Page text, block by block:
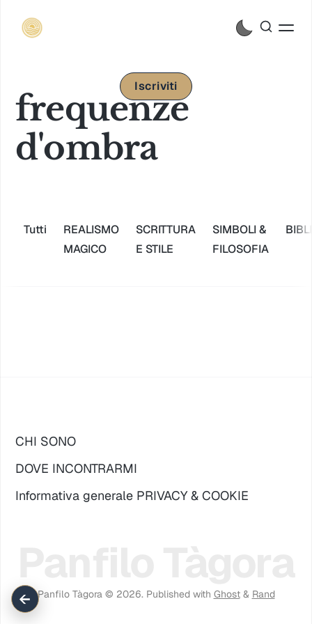
Iscriviti
frequenze
d'ombra
Tutti
REALISMO
MAGICO
SCRITTURA
E STILE
SIMBOLI &
FILOSOFIA
CHI SONO
DOVE INCONTRARMI
Informativa generale PRIVACY & COOKIE
Panfilo Tàgora © 2026. Published with Ghost& Rand
←